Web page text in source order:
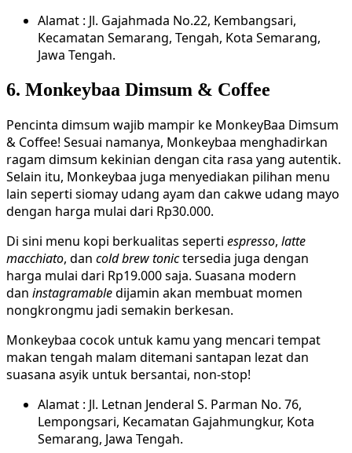
Alamat : Jl. Gajahmada No.22, Kembangsari,
Kecamatan Semarang, Tengah, Kota Semarang,
Jawa Tengah.
6. Monkeybaa Dimsum & Coffee
Pencinta dimsum wajib mampir ke MonkeyBaa Dimsum
& Coffee! Sesuai namanya, Monkeybaa menghadirkan
ragam dimsum kekinian dengan cita rasa yang autentik.
Selain itu, Monkeybaa juga menyediakan pilihan menu
lain seperti siomay udang ayam dan cakwe udang mayo
dengan harga mulai dari Rp30.000.
Di sini menu kopi berkualitas seperti espresso, latte
macchiato, dan cold brew tonictersedia juga dengan
harga mulai dari Rp19.000 saja. Suasana modern
dan instagramabledijamin akan membuat momen
nongkrongmu jadi semakin berkesan.
Monkeybaa cocok untuk kamu yang mencari tempat
makan tengah malam ditemani santapan lezat dan
suasana asyik untuk bersantai, non-stop!
Alamat : Jl. Letnan Jenderal S. Parman No. 76,
Lempongsari, Kecamatan Gajahmungkur, Kota
Semarang, Jawa Tengah.